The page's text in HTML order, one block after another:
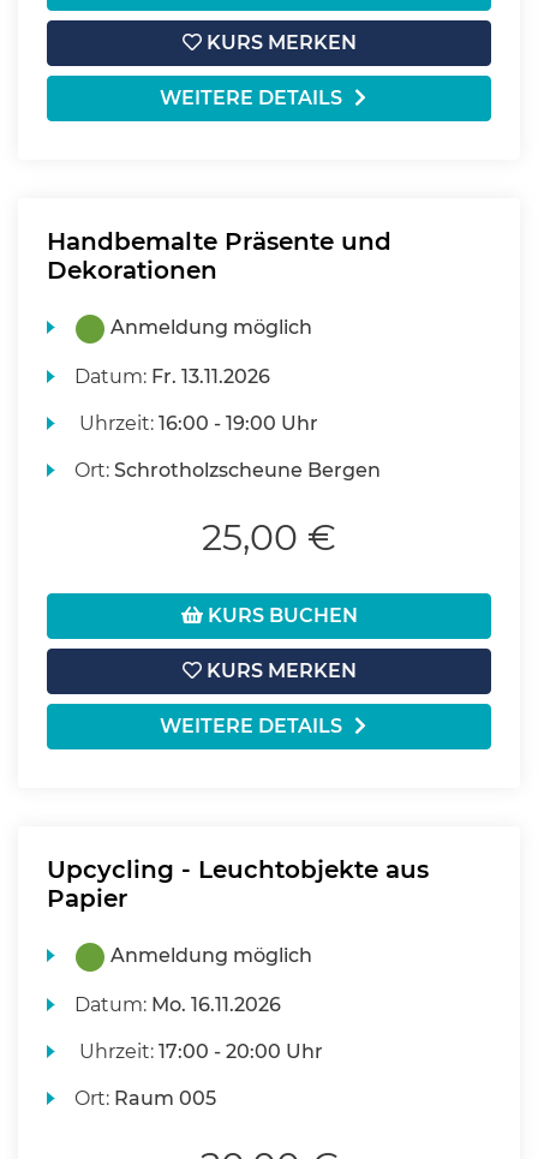
KURS MERKEN
WEITERE DETAILS
Handbemalte Präsente und
Dekorationen
Anmeldung möglich
Datum: Fr. 13.11.2026
Uhrzeit:16:00 - 19:00 Uhr
Ort:Schrotholzscheune Bergen
25,00 €
KURS BUCHEN
KURS MERKEN
WEITERE DETAILS
Upcycling - Leuchtobjekte aus
Papier
Anmeldung möglich
Datum: Mo. 16.11.2026
Uhrzeit:17:00 - 20:00 Uhr
Ort: Raum 005